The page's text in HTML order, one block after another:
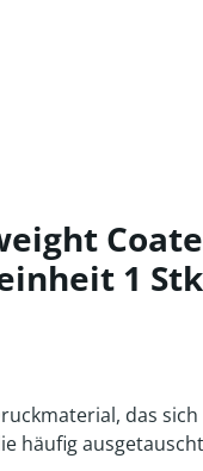
1
das
häufig